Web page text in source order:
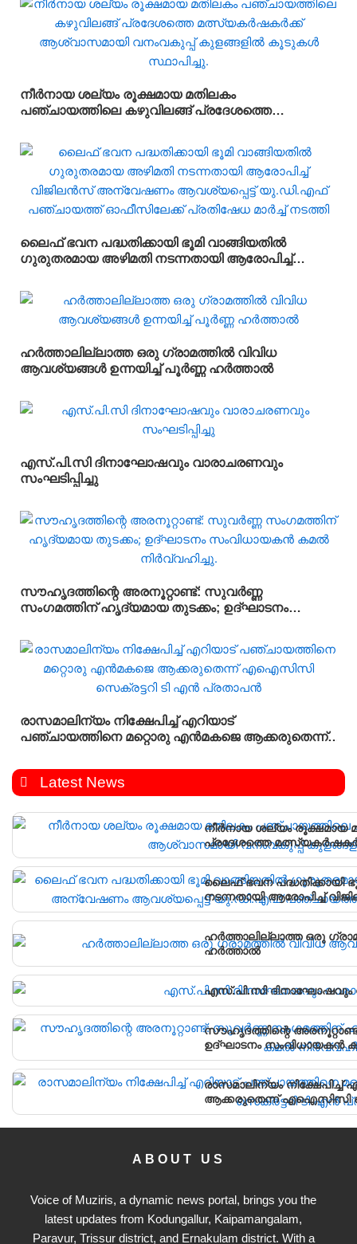
നീർനായ ശല്യം രൂക്ഷമായ മതിലകം
പഞ്ചായത്തിലെ കഴുവിലങ്ങ് പ്രദേശത്തെ
കുളങ്ങളിൽ കൂടുകൾ സ്ഥാപിച്ചു.
ലൈഫ് ഭവന പദ്ധതിക്കായി ഭൂമി വാങ്ങിയതിൽ
ഗുരുതരമായ അഴിമതി നടന്നതായി ആരോപിച്ച്
പഞ്ചായത്ത് ഓഫീസിലേക്ക് പ്രതിഷേധ മാർച്ച്
നടത്തി
ഹർത്താലില്ലാത്ത ഒരു ഗ്രാമത്തിൽ വിവിധ
ആവശ്യങ്ങൾ ഉന്നയിച്ച് പൂർണ്ണ ഹർത്താൽ
എസ്.പി.സി ദിനാഘോഷവും വാരാചരണവും
സംഘടിപ്പിച്ചു
സൗഹൃദത്തിന്റെ അരനൂറ്റാണ്ട്: സുവർണ്ണ
സംഗമത്തിന് ഹൃദ്യമായ തുടക്കം; ഉദ്ഘാടനം
രാസമാലിന്യം നിക്ഷേപിച്ച് എറിയാട്
പഞ്ചായത്തിനെ മറ്റൊരു എൻമകജെ ആക്കരുതെന്ന്
Latest News
നീർനായ ശല്യം രൂക്ഷമായ
പ്രദേശത്തെ
കൂടുകൾ സ്ഥാപിച്ചു.
ലൈഫ് ഭവന പദ്ധതിക്കായി
നടന്നതായി ആരോപിച്ച്
പഞ്ചായത്ത് ഓഫീസിലേക്ക്
ഹർത്താലില്ലാത്ത ഒരു
ഹർത്താൽ
എസ്.പി.സി ദിനാഘോഷവും
സൗഹൃദത്തിന്റെ
ഉദ്ഘാടനം സംവിധായകൻ
രാസമാലിന്യം
ആക്കരുതെന്ന് എഐസിസി
ABOUT US
Voice of Muziris, a dynamic news portal, brings you the
latest updates from Kodungallur, Kaipamangalam,
Paravur, Trissur district, and Ernakulam district. With a